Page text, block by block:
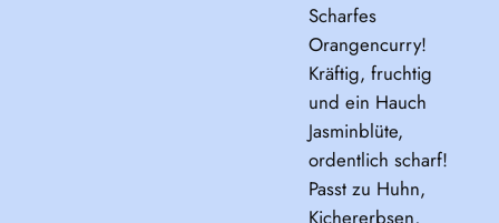
Scharfes
Orangencurry!
Kräftig, fruchtig
und ein Hauch
Jasminblüte,
ordentlich scharf!
Passt zu Huhn,
Kichererbsen,